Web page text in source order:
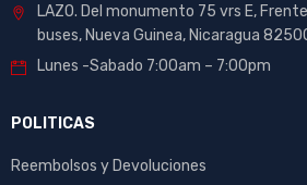
LAZO. Del monumento 75 vrs E,
buses, Nueva Guinea, Nicaragua
Lunes -Sabado 7:00am – 7:00pm
POLITICAS
Reembolsos y Devoluciones